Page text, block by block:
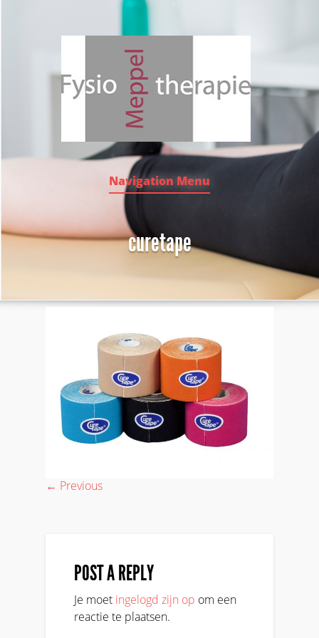
Navigation Menu
curetape
← Previous
POST A REPLY
Je moet ingelogd zijn op om een
reactie te plaatsen.